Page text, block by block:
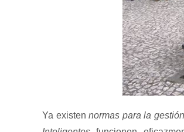
Ya existen normas para la